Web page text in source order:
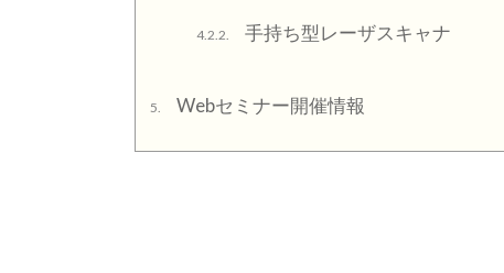
4.2.2. 手持ち型レーザスキャナ
5. Webセミナー開催情報